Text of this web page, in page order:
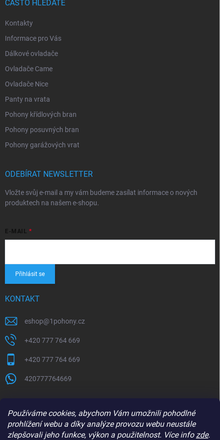
Používáme cookies, abychom Vám umožnili pohodlné
prohlížení webu a díky analýze provozu webu neustále
zlepšovali jeho funkce, výkon a použitelnost. Více infozde.
ČASTO HLEDÁTE
Kontakty
Informace pro Vás
Dálkové ovladače
Ovladače Came
Ovladače Nice
Panty na vrata
Pohony křídlových bran
Pohony posuvných bran
Pohony garážových vrat
ODEBÍRAT NEWSLETTER
Vložte svůj e-mail a my vám budeme zasílat informace o nových
produktech na našem e-shopu.
E-MAIL
Přihlásit se
KONTAKT
eshop@1pohony.cz
+420 777 764 669
+420 777 764 669
420777764669